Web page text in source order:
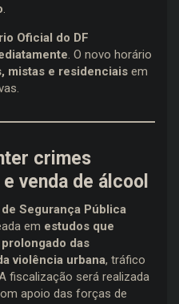
.
Oficial do DF
. O novo horário
mistas e residenciais em
crimes
venda de álcool
Segurança Pública
em estudos que
das
violência urbana, tráfico
fiscalização será realizada
apoio das forças de